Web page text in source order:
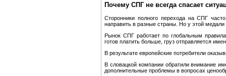
Почему СПГ не всегда спасает
Сторонники полного перехода на СПГ
направить в разные страны. Но у этой медали
Рынок СПГ работает по глобальным
готов платить больше, груз отправляется
В результате европейские потребители
В словацкой компании обратили внимание
дополнительные проблемы в вопросах